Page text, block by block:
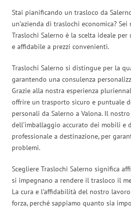
Stai pianificando un trasloco da
un’azienda di traslochi economica?
Traslochi Salerno è la scelta ideale
e affidabile a prezzi convenienti.
Traslochi Salerno si distingue per la
garantendo una consulenza
Grazie alla nostra esperienza
offrire un trasporto sicuro e puntuale
personali da Salerno a Valona. Il
dell’imballaggio accurato dei mobili e
professionale a destinazione, per
problemi.
Scegliere Traslochi Salerno significa
si impegnano a rendere il trasloco il
La cura e l’affidabilità del nostro
forza, perché sappiamo quanto sia